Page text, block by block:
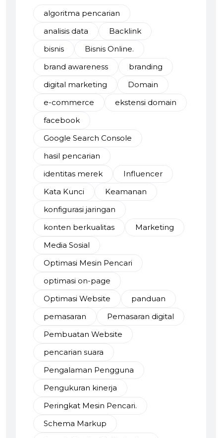
algoritma pencarian
analisis data
Backlink
bisnis
Bisnis Online.
brand awareness
branding
digital marketing
Domain
e-commerce
ekstensi domain
facebook
Google Search Console
hasil pencarian
identitas merek
Influencer
Kata Kunci
Keamanan
konfigurasi jaringan
konten berkualitas
Marketing
Media Sosial
Optimasi Mesin Pencari
optimasi on-page
Optimasi Website
panduan
pemasaran
Pemasaran digital
Pembuatan Website
pencarian suara
Pengalaman Pengguna
Pengukuran kinerja
Peringkat Mesin Pencari.
Schema Markup